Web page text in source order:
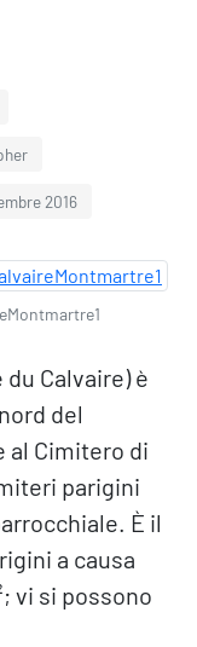
2016
Calvaire) è
del
al Cimitero di
parigini
È il
a causa
vi si possono